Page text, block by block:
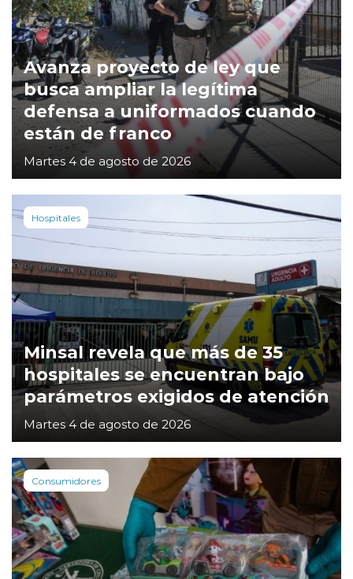
Avanza proyecto de ley que
busca ampliar la legítima
defensa a uniformados cuando
están de franco
Martes 4 de agosto de 2026
Hospitales
Minsal revela que más de 35
hospitales se encuentran bajo
parámetros exigidos de atención
Martes 4 de agosto de 2026
Consumidores